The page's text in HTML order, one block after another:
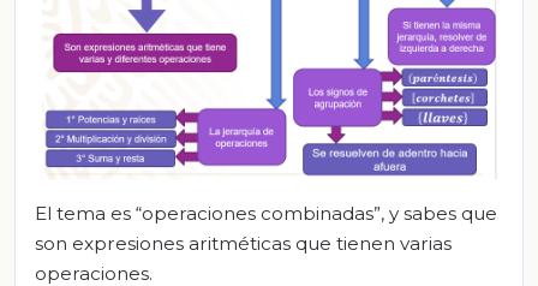
El tema es “operaciones combinadas”, y sabes que
son expresiones aritméticas que tienen varias
operaciones.